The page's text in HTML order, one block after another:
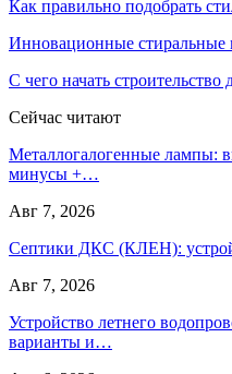
Как правильно подобрать
Инновационные
С чего начать строительство
Сейчас читают
Металлогалогенные лампы:
минусы +…
Авг 7, 2026
Септики ДКС (КЛЕН):
Авг 7, 2026
Устройство летнего
варианты и…